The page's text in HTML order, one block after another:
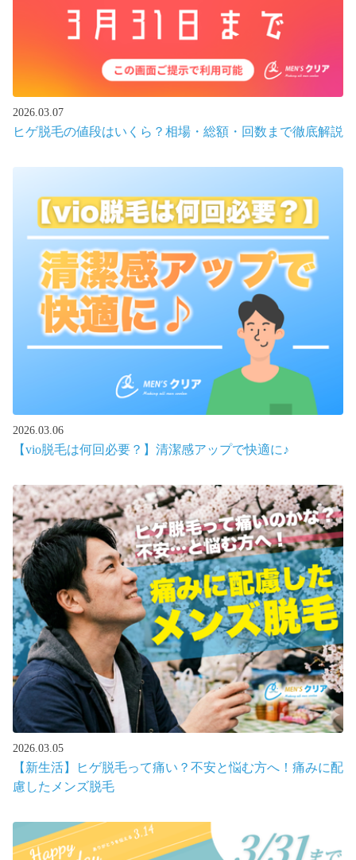
2026.03.07
ヒゲ脱毛の値段はいくら？相場・総額・回数まで徹底解説
2026.03.06
【vio脱毛は何回必要？】清潔感アップで快適に♪
2026.03.05
【新生活】ヒゲ脱毛って痛い？不安と悩む方へ！痛みに配
慮したメンズ脱毛